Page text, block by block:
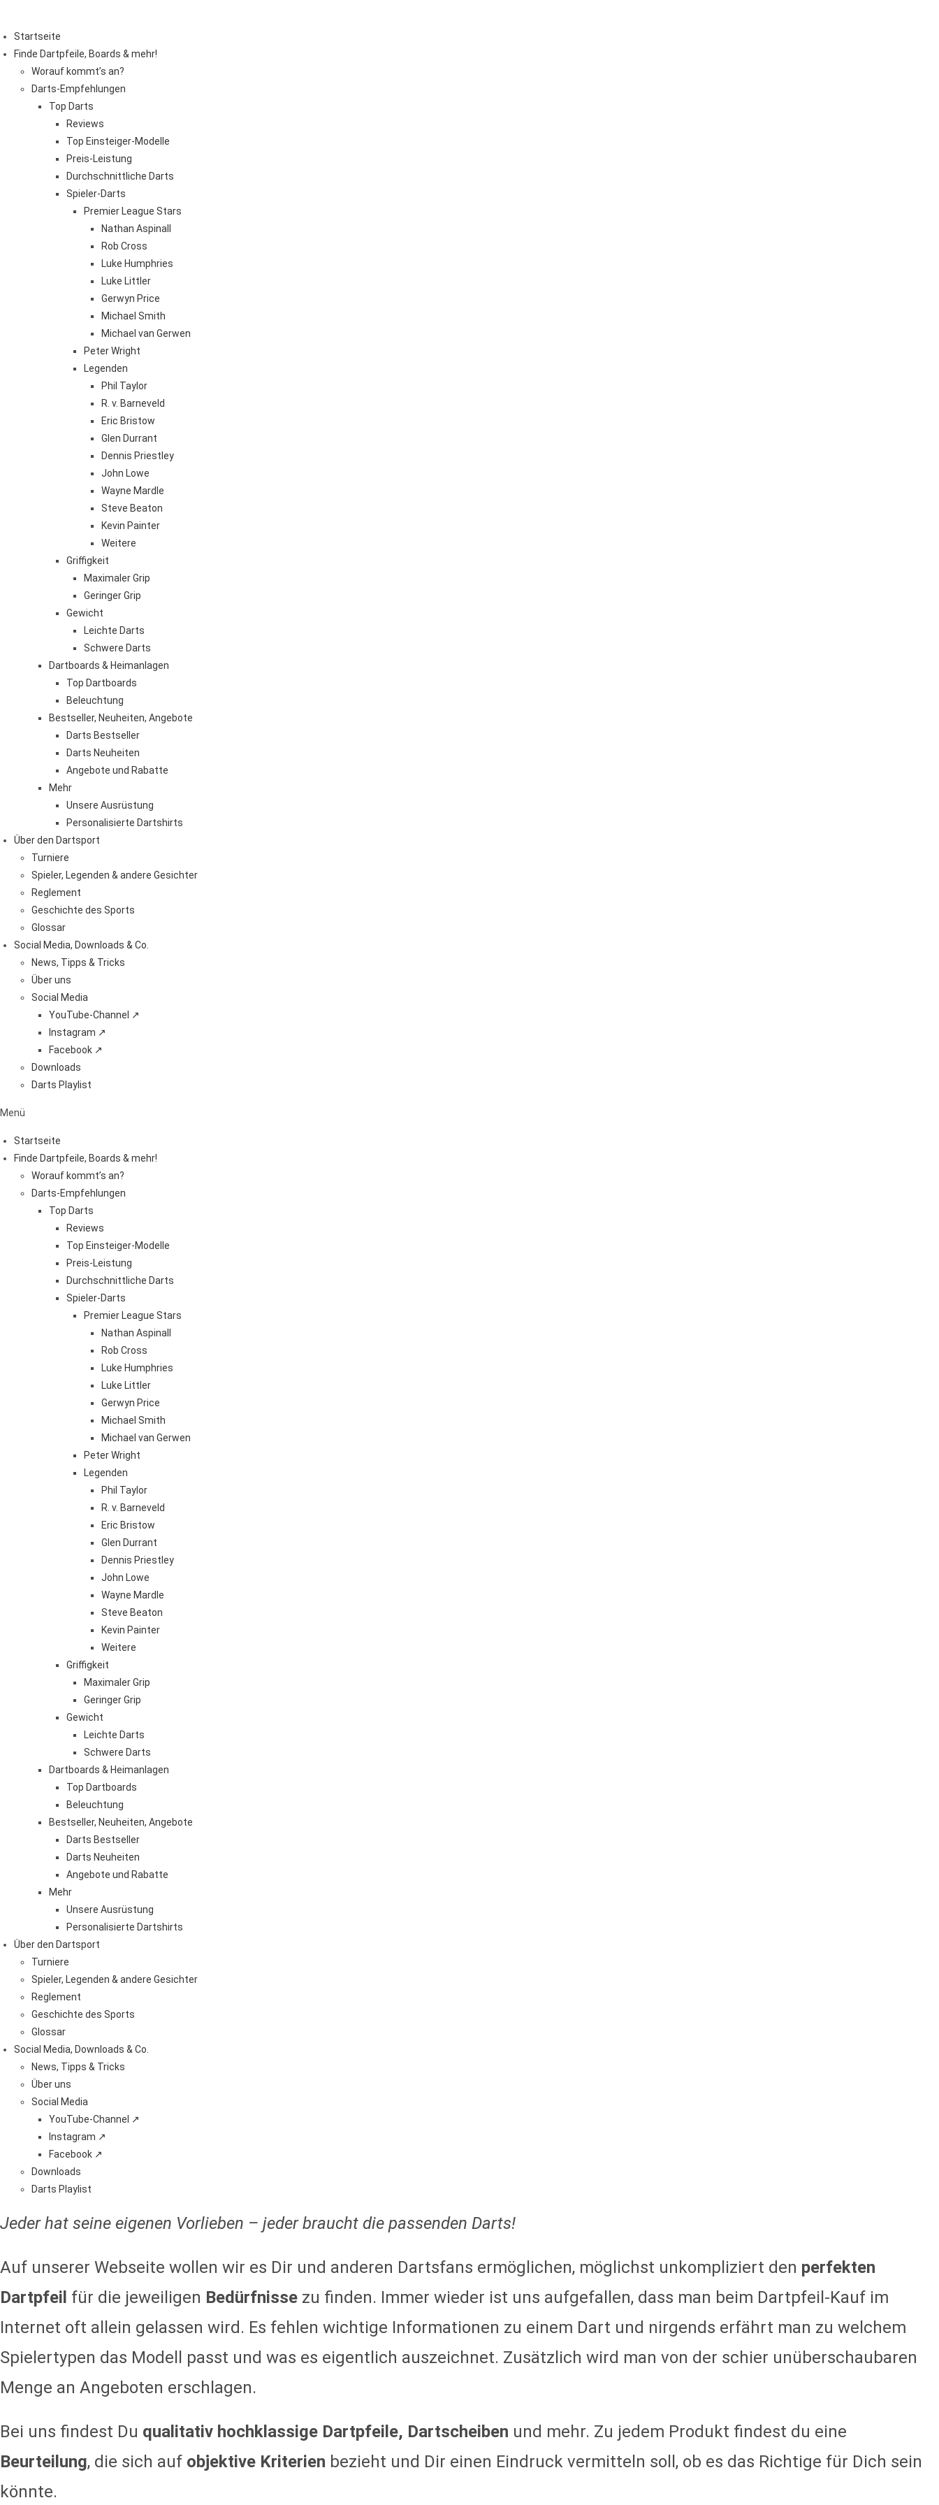
Startseite
Finde Dartpfeile, Boards & mehr!
Worauf kommt’s an?
Darts-Empfehlungen
Top Darts
Reviews
Top Einsteiger-Modelle
Preis-Leistung
Durchschnittliche Darts
Spieler-Darts
Premier League Stars
Nathan Aspinall
Rob Cross
Luke Humphries
Luke Littler
Gerwyn Price
Michael Smith
Michael van Gerwen
Peter Wright
Legenden
Phil Taylor
R. v. Barneveld
Eric Bristow
Glen Durrant
Dennis Priestley
John Lowe
Wayne Mardle
Steve Beaton
Kevin Painter
Weitere
Griffigkeit
Maximaler Grip
Geringer Grip
Gewicht
Leichte Darts
Schwere Darts
Dartboards & Heimanlagen
Top Dartboards
Beleuchtung
Bestseller, Neuheiten, Angebote
Darts Bestseller
Darts Neuheiten
Angebote und Rabatte
Mehr
Unsere Ausrüstung
Personalisierte Dartshirts
Über den Dartsport
Turniere
Spieler, Legenden & andere Gesichter
Reglement
Geschichte des Sports
Glossar
Social Media, Downloads & Co.
News, Tipps & Tricks
Über uns
Social Media
YouTube-Channel ↗
Instagram ↗
Facebook ↗
Downloads
Darts Playlist
Menü
Startseite
Finde Dartpfeile, Boards & mehr!
Worauf kommt’s an?
Darts-Empfehlungen
Top Darts
Reviews
Top Einsteiger-Modelle
Preis-Leistung
Durchschnittliche Darts
Spieler-Darts
Premier League Stars
Nathan Aspinall
Rob Cross
Luke Humphries
Luke Littler
Gerwyn Price
Michael Smith
Michael van Gerwen
Peter Wright
Legenden
Phil Taylor
R. v. Barneveld
Eric Bristow
Glen Durrant
Dennis Priestley
John Lowe
Wayne Mardle
Steve Beaton
Kevin Painter
Weitere
Griffigkeit
Maximaler Grip
Geringer Grip
Gewicht
Leichte Darts
Schwere Darts
Dartboards & Heimanlagen
Top Dartboards
Beleuchtung
Bestseller, Neuheiten, Angebote
Darts Bestseller
Darts Neuheiten
Angebote und Rabatte
Mehr
Unsere Ausrüstung
Personalisierte Dartshirts
Über den Dartsport
Turniere
Spieler, Legenden & andere Gesichter
Reglement
Geschichte des Sports
Glossar
Social Media, Downloads & Co.
News, Tipps & Tricks
Über uns
Social Media
YouTube-Channel ↗
Instagram ↗
Facebook ↗
Downloads
Darts Playlist
Jeder hat seine eigenen Vorlieben – jeder braucht die passenden Darts!
Auf unserer Webseite wollen wir es Dir und anderen Dartsfans ermöglichen, möglichst unkompliziert den perfekten
Dartpfeil für die jeweiligen Bedürfnisse zu finden. Immer wieder ist uns aufgefallen, dass man beim Dartpfeil-Kauf im
Internet oft allein gelassen wird. Es fehlen wichtige Informationen zu einem Dart und nirgends erfährt man zu welchem
Spielertypen das Modell passt und was es eigentlich auszeichnet. Zusätzlich wird man von der schier unüberschaubaren
Menge an Angeboten erschlagen.
Bei uns findest Du qualitativ hochklassige Dartpfeile, Dartscheiben und mehr. Zu jedem Produkt findest du eine
Beurteilung, die sich auf objektive Kriterien bezieht und Dir einen Eindruck vermitteln soll, ob es das Richtige für Dich sein
könnte.